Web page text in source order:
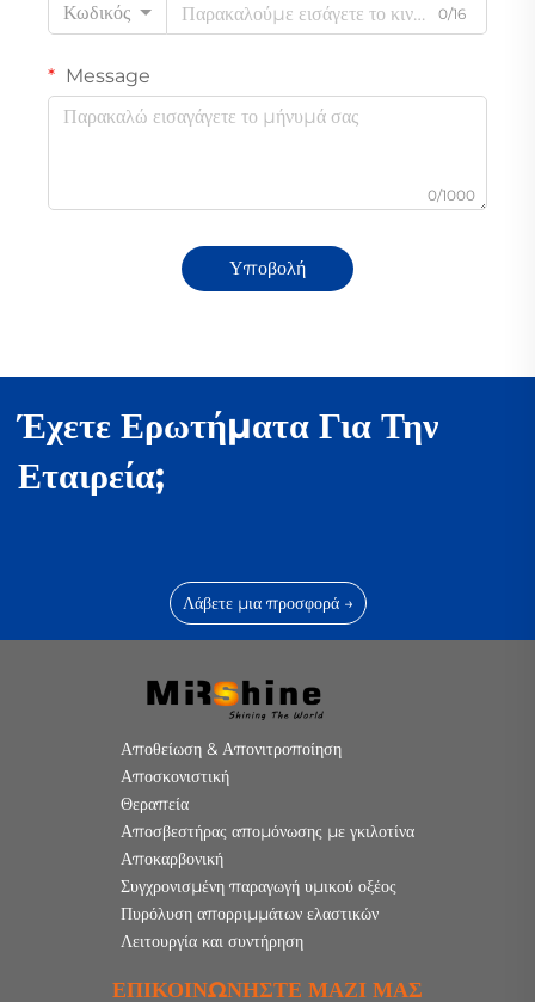
Κωδικός
0/16
Message
0/1000
Υποβολή
Έχετε Ερωτήματα Για Την
Εταιρεία;
Λάβετε μια προσφορά →
Αποθείωση & Απονιτροποίηση
Αποσκονιστική
Θεραπεία
Αποσβεστήρας απομόνωσης με γκιλοτίνα
Αποκαρβονική
Συγχρονισμένη παραγωγή υμικού οξέος
Πυρόλυση απορριμμάτων ελαστικών
Λειτουργία και συντήρηση
ΕΠΙΚΟΙΝΩΝΉΣΤΕ ΜΑΖΊ ΜΑΣ